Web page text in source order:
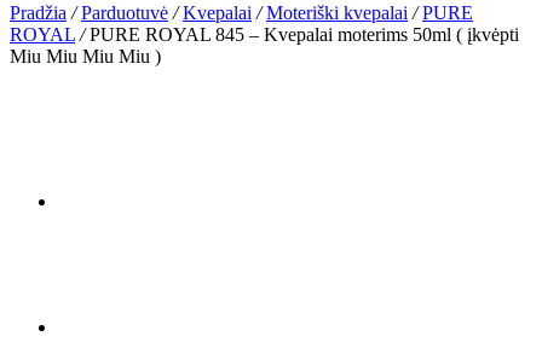
Pradžia / Parduotuvė / Kvepalai / Moteriški kvepalai / PURE
ROYAL /PURE ROYAL 845 – Kvepalai moterims 50ml ( įkvėpti
Miu Miu Miu Miu )